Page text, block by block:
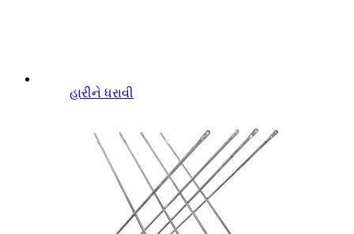
હારીને ધરાવી